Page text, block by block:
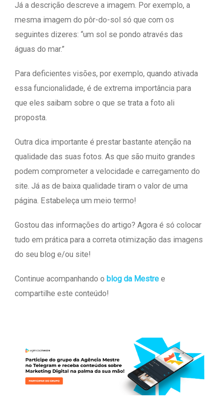
Já a descrição descreve a imagem. Por exemplo, a
mesma imagem do pôr-do-sol só que com os
seguintes dizeres: “um sol se pondo através das
águas do mar.”
Para deficientes visões, por exemplo, quando ativada
essa funcionalidade, é de extrema importância para
que eles saibam sobre o que se trata a foto ali
proposta.
Outra dica importante é prestar bastante atenção na
qualidade das suas fotos. As que são muito grandes
podem comprometer a velocidade e carregamento do
site. Já as de baixa qualidade tiram o valor de uma
página. Estabeleça um meio termo!
Gostou das informações do artigo? Agora é só colocar
tudo em prática para a correta otimização das imagens
do seu blog e/ou site!
Continue acompanhando o blog da Mestre e
compartilhe este conteúdo!